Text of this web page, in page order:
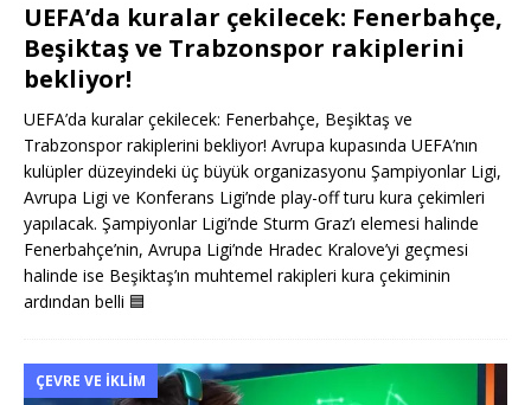
UEFA’da kuralar çekilecek: Fenerbahçe,
Beşiktaş ve Trabzonspor rakiplerini
bekliyor!
UEFA’da kuralar çekilecek: Fenerbahçe, Beşiktaş ve
Trabzonspor rakiplerini bekliyor! Avrupa kupasında UEFA’nın
kulüpler düzeyindeki üç büyük organizasyonu Şampiyonlar Ligi,
Avrupa Ligi ve Konferans Ligi’nde play-off turu kura çekimleri
yapılacak. Şampiyonlar Ligi’nde Sturm Graz’ı elemesi halinde
Fenerbahçe’nin, Avrupa Ligi’nde Hradec Kralove’yi geçmesi
halinde ise Beşiktaş’ın muhtemel rakipleri kura çekiminin
ardından belli 🟦
ÇEVRE VE İKLIM